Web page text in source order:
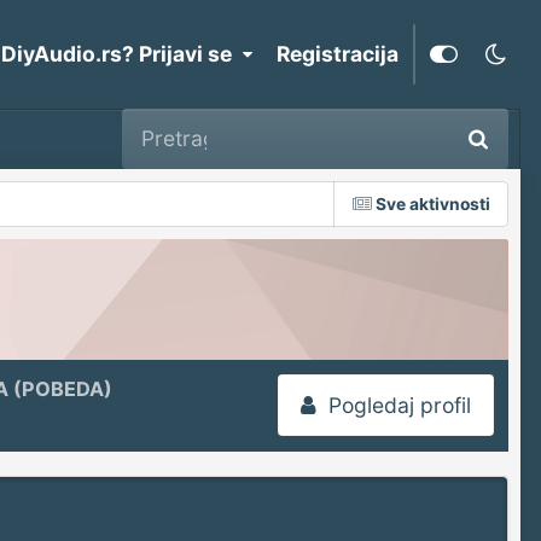
Prijavi se Registracija
Sve aktivnosti
Pogledaj profil
(POBEDA)